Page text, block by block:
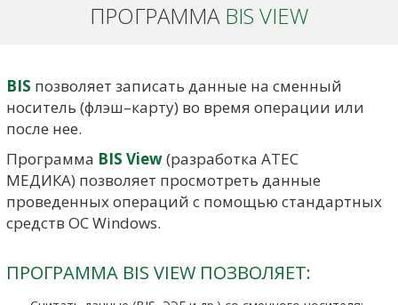
ПРОГРАММА BIS VIEW
BIS позволяет записать данные на сменный
носитель (флэш–карту) во время операции или
после нее.
Программа BIS View(разработка АТЕС
МЕДИКА) позволяет просмотреть данные
проведенных операций с помощью стандартных
средств ОС Windows.
ПРОГРАММА BIS VIEW ПОЗВОЛЯЕТ: